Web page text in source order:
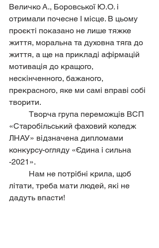
Величко А., Боровської Ю.О. і
отримали почесне І місце. В цьому
проєкті показано не лише тяжке
життя, моральна та духовна тяга до
життя, а ще на прикладі афірмацій
мотивація до кращого,
нескінченного, бажаного,
прекрасного, яке ми самі вправі собі
творити.
«Старобільський фаховий коледж
ЛНАУ» відзначена дипломами
конкурсу-огляду «Єдина і сильна
-2021».
літати, треба мати людей, які не
дадуть впасти!